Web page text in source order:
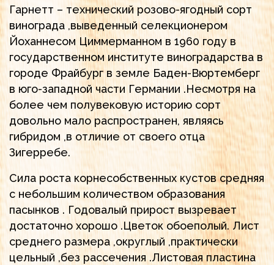
Гарнетт – технический розово-ягодный сорт
винограда ,выведенный селекционером
Йоханнесом Циммерманном в 1960 году в
государственном институте виноградарства в
городе Фрайбург в земле Баден-Вюртемберг
в юго-западной части Германии .Несмотря на
более чем полувековую историю сорт
довольно мало распространен, являясь
гибридом ,в отличие от своего отца
Зигерребе.
Сила роста корнесобственных кустов средняя
с небольшим количеством образования
пасынков . Годовалый прирост вызревает
достаточно хорошо .Цветок обоеполый. Лист
среднего размера ,округлый ,практически
цельный ,без рассечения .Листовая пластина